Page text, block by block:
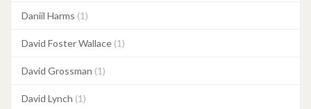
Daniil Harms (1)
David Foster Wallace (1)
David Grossman (1)
David Lynch (1)